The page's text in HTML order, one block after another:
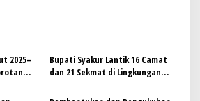
2025–
‎Bupati Syakur Lantik 16 Camat
dan 21 Sekmat di Lingkungan